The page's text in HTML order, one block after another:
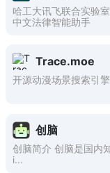
哈工大讯飞联合实验
中文法律智能助手
Trace.moe
开源动漫场景搜索引擎
创脑
创脑简介 创脑是国内
i...